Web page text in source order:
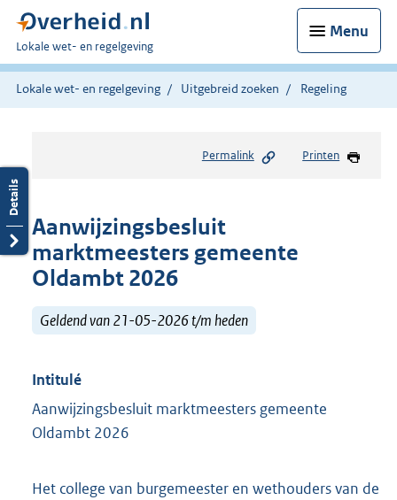
Menu
U
bent
hier:
Lokale wet- en regelgeving
Lokale wet- en regelgeving Uitgebreid zoeken Regeling
Permalink Printen
Aanwijzingsbesluit
marktmeesters gemeente
Oldambt 2026
Geldend van 21-05-2026 t/m heden
Intitulé
Aanwijzingsbesluit marktmeesters gemeente
Oldambt 2026
Het college van burgemeester en wethouders van de